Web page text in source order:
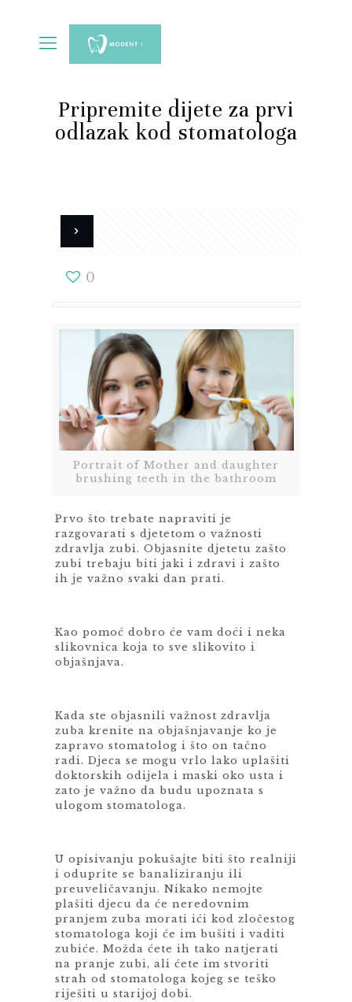
Pripremite dijete za prvi
odlazak kod stomatologa
0
Portrait of Mother and daughter
brushing teeth in the bathroom
Prvo što trebate napraviti je
razgovarati s djetetom o važnosti
zdravlja zubi. Objasnite djetetu zašto
zubi trebaju biti jaki i zdravi i zašto
ih je važno svaki dan prati.
Kao pomoć dobro će vam doći i neka
slikovnica koja to sve slikovito i
objašnjava.
Kada ste objasnili važnost zdravlja
zuba krenite na objašnjavanje ko je
zapravo stomatolog i što on tačno
radi. Djeca se mogu vrlo lako uplašiti
doktorskih odijela i maski oko usta i
zato je važno da budu upoznata s
ulogom stomatologa.
U opisivanju pokušajte biti što realniji
i oduprite se banaliziranju ili
preuveličavanju. Nikako nemojte
plašiti djecu da će neredovnim
pranjem zuba morati ići kod zločestog
stomatologa koji će im bušiti i vaditi
zubiće. Možda ćete ih tako natjerati
na pranje zubi, ali ćete im stvoriti
strah od stomatologa kojeg se teško
riješiti u starijoj dobi.